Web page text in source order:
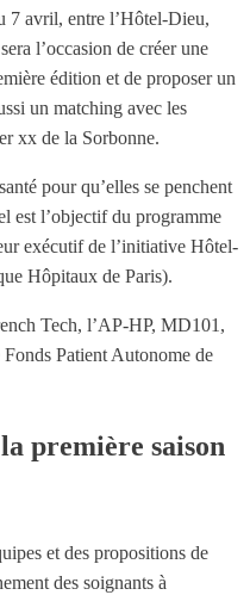
7 avril, entre l’Hôtel-Dieu,
l’occasion de créer une
édition et de proposer un
un matching avec les
xx de la Sorbonne.
pour qu’elles se penchent
est l’objectif du programme
exécutif de l’initiative Hôtel-
Hôpitaux de Paris).
Tech, l’AP-HP, MD101,
Patient Autonome de
première saison
et des propositions de
des soignants à